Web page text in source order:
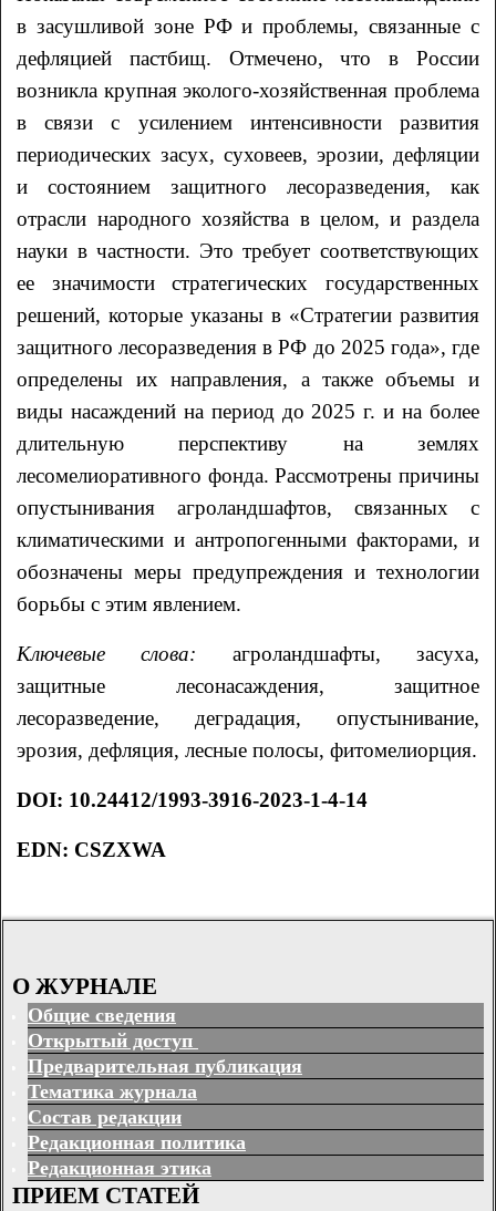
в засушливой зоне РФ и проблемы, связанные с
дефляцией пастбищ. Отмечено, что в России
возникла крупная эколого-хозяйственная проблема
в связи с усилением интенсивности развития
периодических засух, суховеев, эрозии, дефляции
и состоянием защитного лесоразведения, как
отрасли народного хозяйства в целом, и раздела
науки в частности. Это требует соответствующих
ее значимости стратегических государственных
решений, которые указаны в «Стратегии развития
защитного лесоразведения в РФ до 2025 года», где
определены их направления, а также объемы и
виды насаждений на период до 2025 г. и на более
длительную перспективу на землях
лесомелиоративного фонда. Рассмотрены причины
опустынивания агроландшафтов, связанных с
климатическими и антропогенными факторами, и
обозначены меры предупреждения и технологии
борьбы с этим явлением.
Ключевые слова: агроландшафты, засуха,
защитные лесонасаждения, защитное
лесоразведение, деградация, опустынивание,
эрозия, дефляция, лесные полосы, фитомелиорция.
DOI: 10.24412/1993-3916-2023-1-4-14
EDN: CSZXWA
О ЖУРНАЛЕ
Общие сведения
Открытый доступ
Предварительная публикация
Тематика журнала
Состав редакции
Редакционная политика
Редакционная этика
ПРИЕМ СТАТЕЙ